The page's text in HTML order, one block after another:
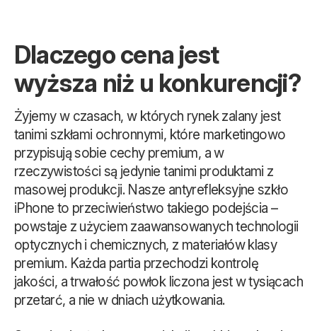
Dlaczego cena jest
wyższa niż u konkurencji?
Żyjemy w czasach, w których rynek zalany jest
tanimi szkłami ochronnymi, które marketingowo
przypisują sobie cechy premium, a w
rzeczywistości są jedynie tanimi produktami z
masowej produkcji. Nasze antyrefleksyjne szkło
iPhone to przeciwieństwo takiego podejścia –
powstaje z użyciem zaawansowanych technologii
optycznych i chemicznych, z materiałów klasy
premium. Każda partia przechodzi kontrolę
jakości, a trwałość powłok liczona jest w tysiącach
przetarć, a nie w dniach użytkowania.